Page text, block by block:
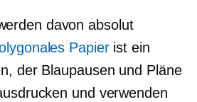
davon absolut
Papierist ein
der Blaupausen und Pläne
und verwenden